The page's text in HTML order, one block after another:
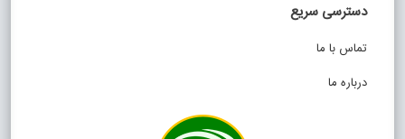
دسترسی سریع
تماس با ما
درباره ما